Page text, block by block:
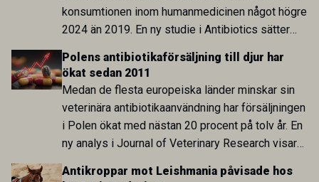
konsumtionen inom humanmedicinen något högre
2024 än 2019. En ny studie i Antibiotics sätter
utvecklingen inom de båda sektorerna sida vid
sida och pekar på en obalans i EU:s One Health-
arbete.
Polens antibiotikaförsäljning till djur har
ökat sedan 2011
Medan de flesta europeiska länder minskar sin
veterinära antibiotikaanvändning har försäljningen
i Polen ökat med nästan 20 procent på tolv år. En
ny analys i Journal of Veterinary Research visar
att skillnaden mot lågförbrukarländer som
Sverige är fortsatt stor.
Antikroppar mot Leishmania påvisade hos